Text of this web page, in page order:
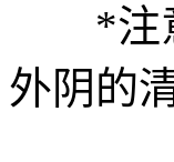
*注意
外阴的